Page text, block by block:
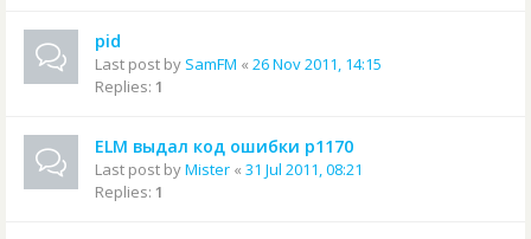
pid
Last post by SamFM « 26 Nov 2011, 14:15
Replies: 1
ELM выдал код ошибки p1170
Last post byMister « 31 Jul 2011, 08:21
Replies: 1